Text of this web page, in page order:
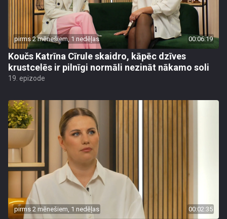
pirms 2 mēnešiem, 1 nedēļas 00:06:19
Koučs Katrīna Cīrule skaidro, kāpēc dzīves
krustcelēs ir pilnīgi normāli nezināt nākamo soli
19. epizode
pirms 2 mēnešiem, 1 nedēļas 00:02:35